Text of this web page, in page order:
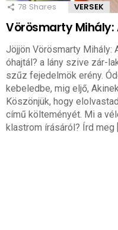
78 Shares VERSEK
Vörösmarty Mihály:
Jöjjön Vörösmarty Mihály:
óhajtál? a lány szive zár-
szűz fejedelmök erény.
kebeledbe, mig eljő,
Köszönjük, hogy
című költeményét. Mi a
klastrom írásáról? Írd meg